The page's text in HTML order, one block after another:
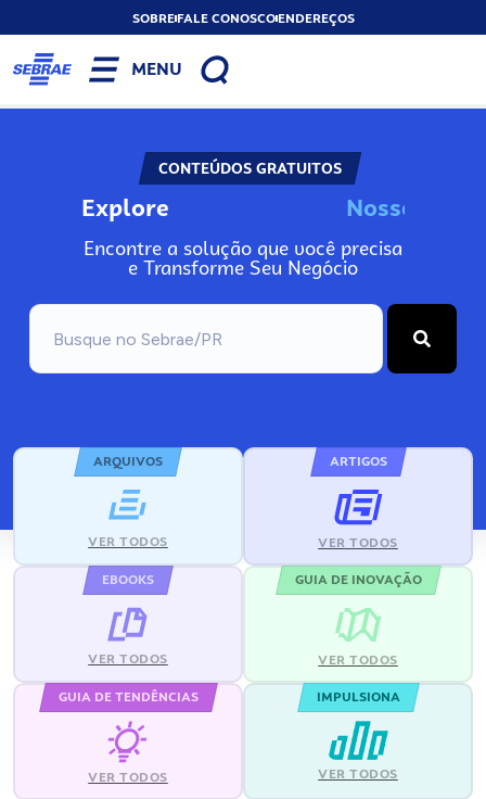
SOBREFALE CONOSCOENDEREÇOS
MENU
CONTEÚDOS GRATUITOS
Explore No
Encontre a solução que você precisa
e Transforme Seu Negócio
ARQUIVOS
VER TODOS
ARTIGOS
VER TODOS
EBOOKS
VER TODOS
GUIA DE INOVAÇÃO
VER TODOS
GUIA DE TENDÊNCIAS
VER TODOS
IMPULSIONA
VER TODOS